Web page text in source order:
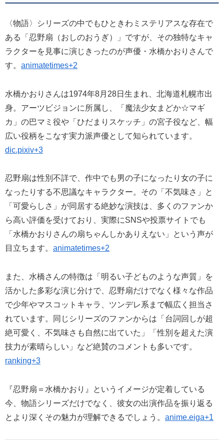
〈物語〉シリーズの中でもひときわミステリアスな存在で
ある「忍野扇（おしのおうぎ）」ですが、その独特なキャ
ラクターを見事に演じきったのが声優・水橋かおりさんで
す。 animatetimes+2
水橋かおりさんは1974年8月28日生まれ、北海道札幌市出
身。アーツビジョンに所属し、「魔法少女まどか☆マギ
カ」の巴マミ役や「ひだまりスケッチ」の宮子役など、幅
広い役柄をこなす実力派声優として知られています。
dic.pixiv+3
忍野扇は性別不詳で、作中でも男の子になったり女の子に
なったりする不思議なキャラクター。その「不気味さ」と
「可愛らしさ」が同居する絶妙な演技は、多くのファンか
ら高い評価を受けており、実際にSNSや投票サイトでも
「水橋かおりさんの扇ちゃんしかありえない」という声が
目立ちます。 animatetimes+2
また、水橋さんの特徴は「明るい子どものような声質」を
活かした多彩な演じ分けで、忍野扇だけでなく様々な作品
で少年やマスコットキャラ、ツンデレ系まで幅広く担当さ
れています。同じシリーズのファンからは「台詞回しが超
絶可愛く、不気味さも自然に出ていた」「性別を超えた演
技力が素晴らしい」など絶賛のコメントも多いです。
ranking+3
『忍野扇＝水橋かおり』というイメージが定着している
今、物語シリーズだけでなく、彼女の出演作品を振り返る
とより深くその魅力が理解できるでしょう。 anime.eiga+1